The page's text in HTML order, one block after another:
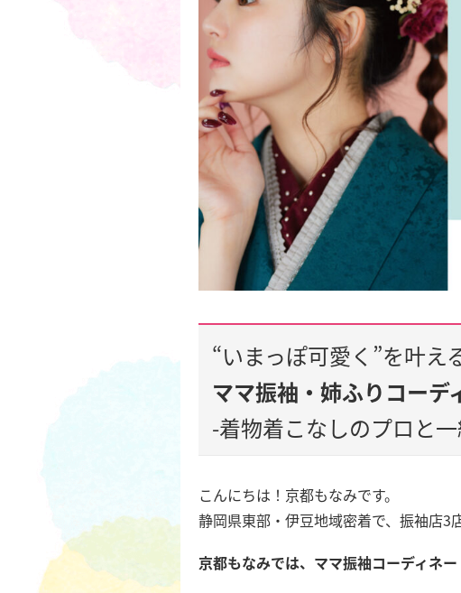
“いまっぽ可愛く ”を叶え
ママ振袖・姉ふりコーデ
-着物着こなしのプロと
こんにちは！京都もなみです。
静岡県東部・伊豆地域密着で、振袖店3
京都もなみでは、ママ振袖コーディネー